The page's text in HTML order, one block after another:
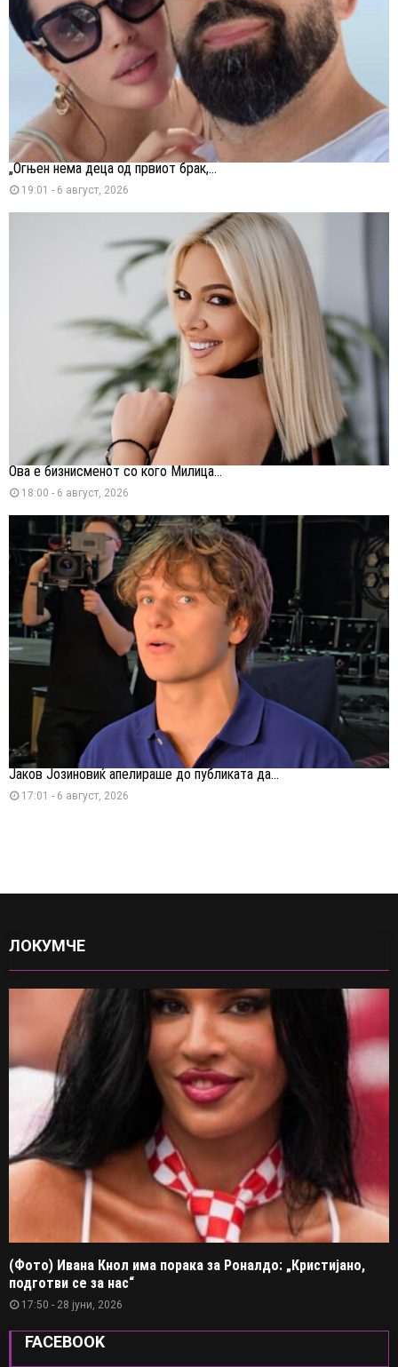
„Огњен нема деца од првиот брак,...
19:01 - 6 август, 2026
Ова е бизнисменот со кого Милица...
18:00 - 6 август, 2026
Јаков Јозиновиќ апелираше до публиката да...
17:01 - 6 август, 2026
ЛОКУМЧЕ
(Фото) Ивана Кнол има порака за Роналдо: „Кристијано,
подготви се за нас“
17:50 - 28 јуни, 2026
FACEBOOK